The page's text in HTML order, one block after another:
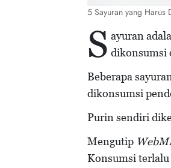
5 Sayuran yang
S ayuran
dikonsumsi
Beberapa
dikonsumsi
Purin sendiri
Mengutip
Konsumsi